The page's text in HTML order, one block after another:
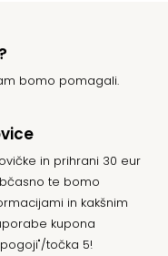
bomo pomagali.
in prihrani 30 eur
te bomo
in kakšnim
kupona
točka 5!